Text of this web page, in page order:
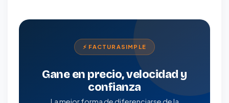
⚡ FACTURASIMPLE
Gane en precio, velocidad y
confianza